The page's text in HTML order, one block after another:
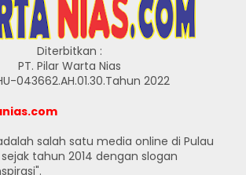
Diterbitkan :
PT. Pilar Warta Nias
043662.AH.01.30.Tahun 2022
salah satu media online di Pulau
tahun 2014 dengan slogan